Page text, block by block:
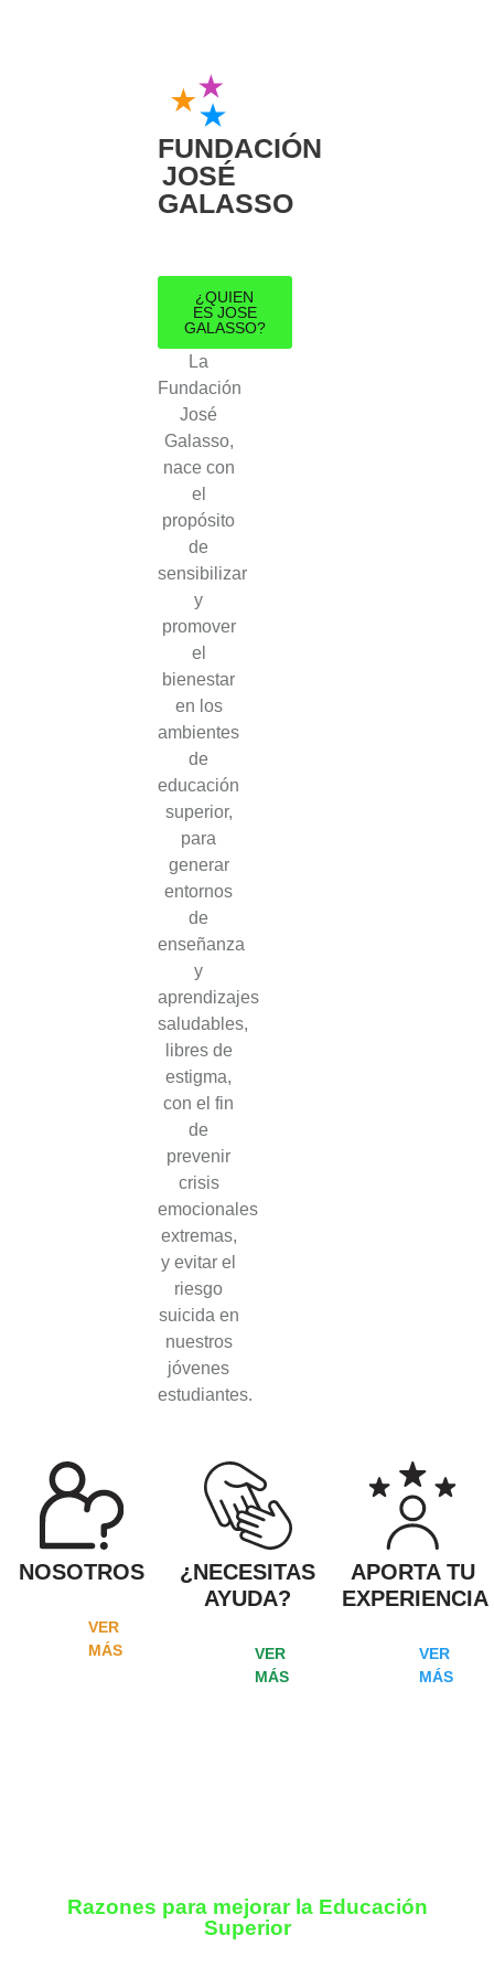
FUNDACIÓN
JOSÉ
GALASSO
¿QUIEN
ES JOSE
GALASSO?
La
Fundación
José
Galasso,
nace con
el
propósito
de
sensibilizar
y
promover
el
bienestar
en los
ambientes
de
educación
superior,
para
generar
entornos
de
enseñanza
y
aprendizajes
saludables,
libres de
estigma,
con el fin
de
prevenir
crisis
emocionales
extremas,
y evitar el
riesgo
suicida en
nuestros
jóvenes
estudiantes.
NOSOTROS
VER
MÁS
¿NECESITAS
AYUDA?
VER
MÁS
APORTA TU
EXPERIENCIA
VER
MÁS
Razones para mejorar la Educación
Superior